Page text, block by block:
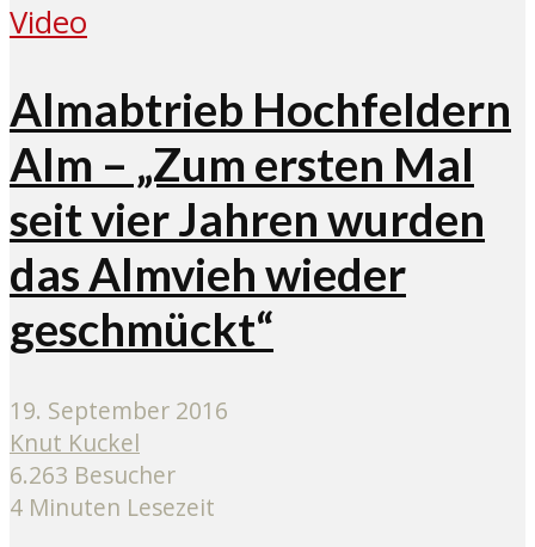
Video
Almabtrieb Hochfeldern
Alm – „Zum ersten Mal
seit vier Jahren wurden
das Almvieh wieder
geschmückt“
19. September 2016
Knut Kuckel
6.263 Besucher
4 Minuten Lesezeit